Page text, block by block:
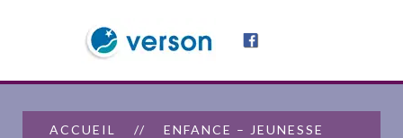
ACCUEIL ENFANCE – JEUNESSE